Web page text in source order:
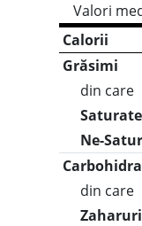
Valori
Calorii
Grăsimi
din care
Saturate
Ne-
din care
Zaharuri